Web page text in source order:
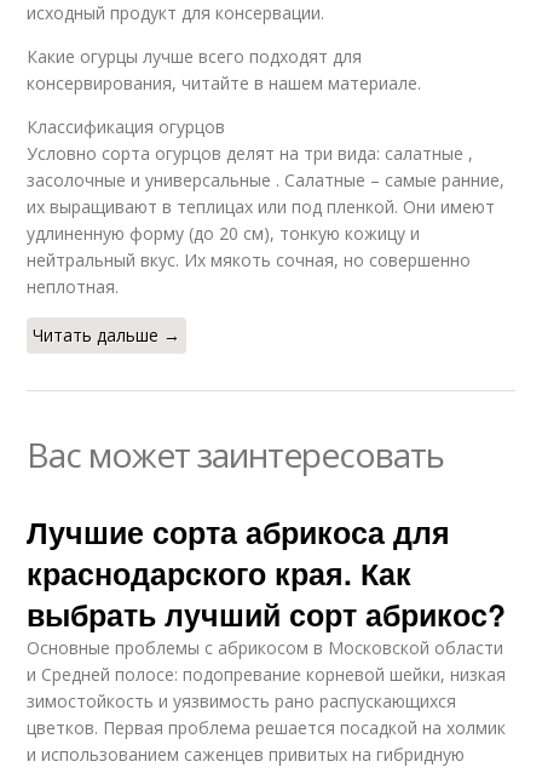
исходный продукт для консервации.
Какие огурцы лучше всего подходят для
консервирования, читайте в нашем материале.
Классификация огурцов
Условно сорта огурцов делят на три вида: салатные ,
засолочные и универсальные . Салатные – самые ранние,
их выращивают в теплицах или под пленкой. Они имеют
удлиненную форму (до 20 см), тонкую кожицу и
нейтральный вкус. Их мякоть сочная, но совершенно
неплотная.
Читать дальше →
Вас может заинтересовать
Лучшие сорта абрикоса для
краснодарского края. Как
выбрать лучший сорт абрикос?
Основные проблемы с абрикосом в Московской области
и Средней полосе: подопревание корневой шейки, низкая
зимостойкость и уязвимость рано распускающихся
цветков. Первая проблема решается посадкой на холмик
и использованием саженцев привитых на гибридную